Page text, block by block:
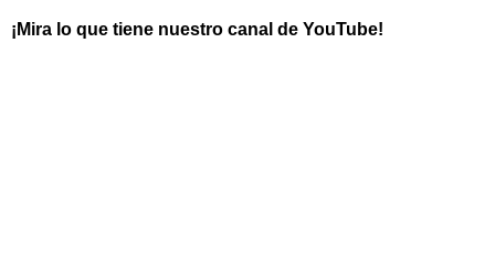
¡Mira lo que tiene nuestro canal de YouTube!